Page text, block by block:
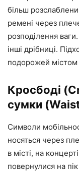
більш
ремені через
розподілення
інші дрібниці.
подорожей
Кросбоді
сумки
Символи
носяться через
в місті, на
повернулися на